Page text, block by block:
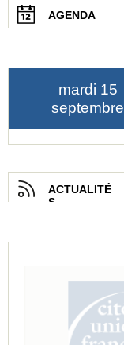
AGENDA
mardi 15
septembre
ACTUALITÉ
S